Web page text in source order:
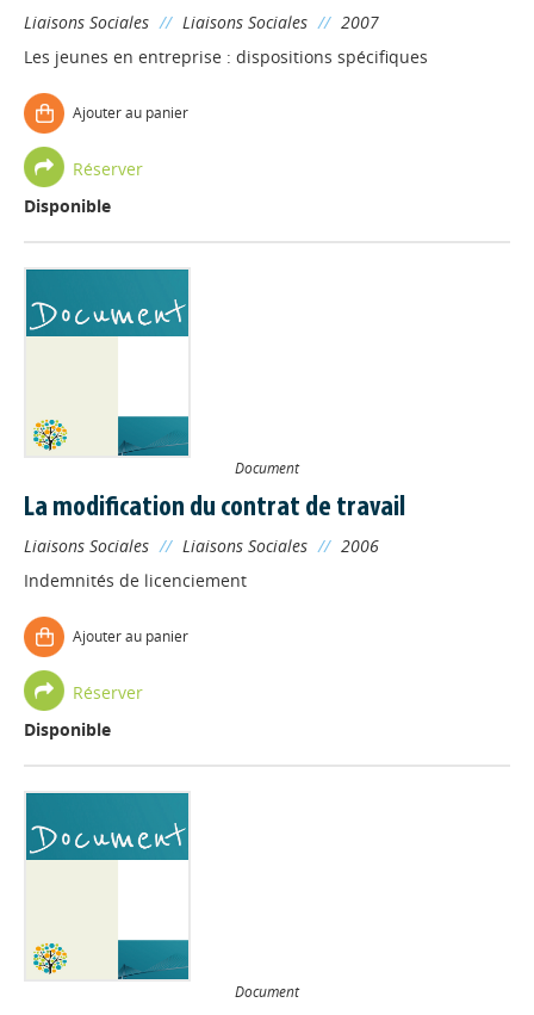
Liaisons Sociales // Liaisons Sociales // 2007
Les jeunes en entreprise : dispositions spécifiques
Ajouter au panier
Réserver
Disponible
Document
La modification du contrat de travail
Liaisons Sociales // Liaisons Sociales // 2006
Indemnités de licenciement
Ajouter au panier
Réserver
Disponible
Document